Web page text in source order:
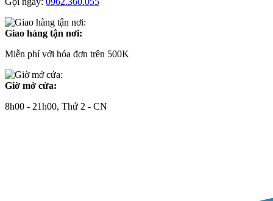
Giao hàng tận nơi:
Miễn phí với hóa đơn trên 500K
Giờ mở cửa:
8h00 - 21h00, Thứ 2 - CN